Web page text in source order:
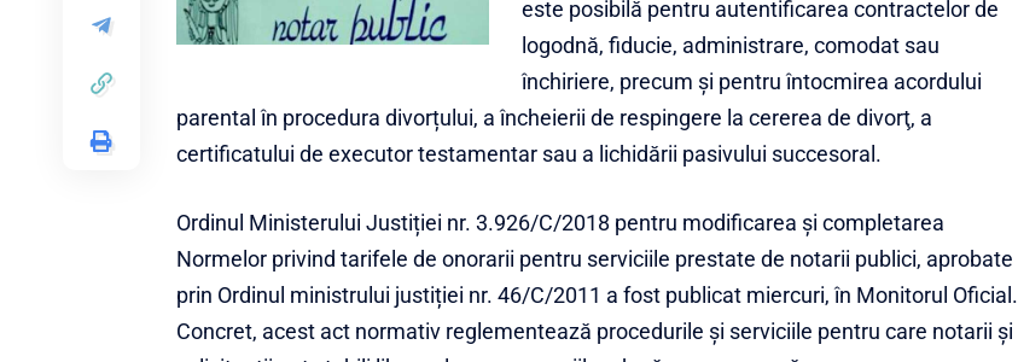
este posibilă pentru autentificarea contractelor de
logodnă, fiducie, administrare, comodat sau
închiriere, precum și pentru întocmirea acordului
parental în procedura divorțului, a încheierii de respingere la cererea de divorţ, a
certificatului de executor testamentar sau a lichidării pasivului succesoral.
Ordinul Ministerului Justiției nr. 3.926/C/2018 pentru modificarea şi completarea
Normelor privind tarifele de onorarii pentru serviciile prestate de notarii publici, aprobate
prin Ordinul ministrului justiției nr. 46/C/2011 a fost publicat miercuri, în Monitorul Oficial.
Concret, acest act normativ reglementează procedurile şi serviciile pentru care notarii şi